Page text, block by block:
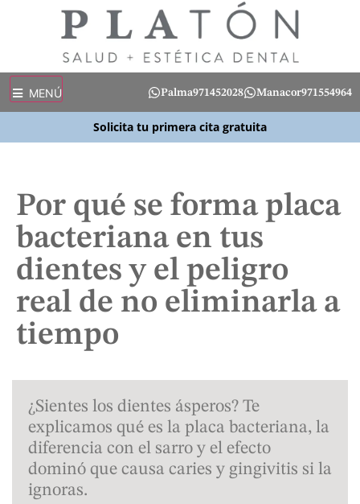
MENÚ Palma971452028 Manacor971554964
Solicita tu primera cita gratuita
Por qué se forma placa
bacteriana en tus
dientes y el peligro
real de no eliminarla a
tiempo
¿Sientes los dientes ásperos? Te
explicamos qué es la placa bacteriana, la
diferencia con el sarro y el efecto
dominó que causa caries y gingivitis si la
ignoras.